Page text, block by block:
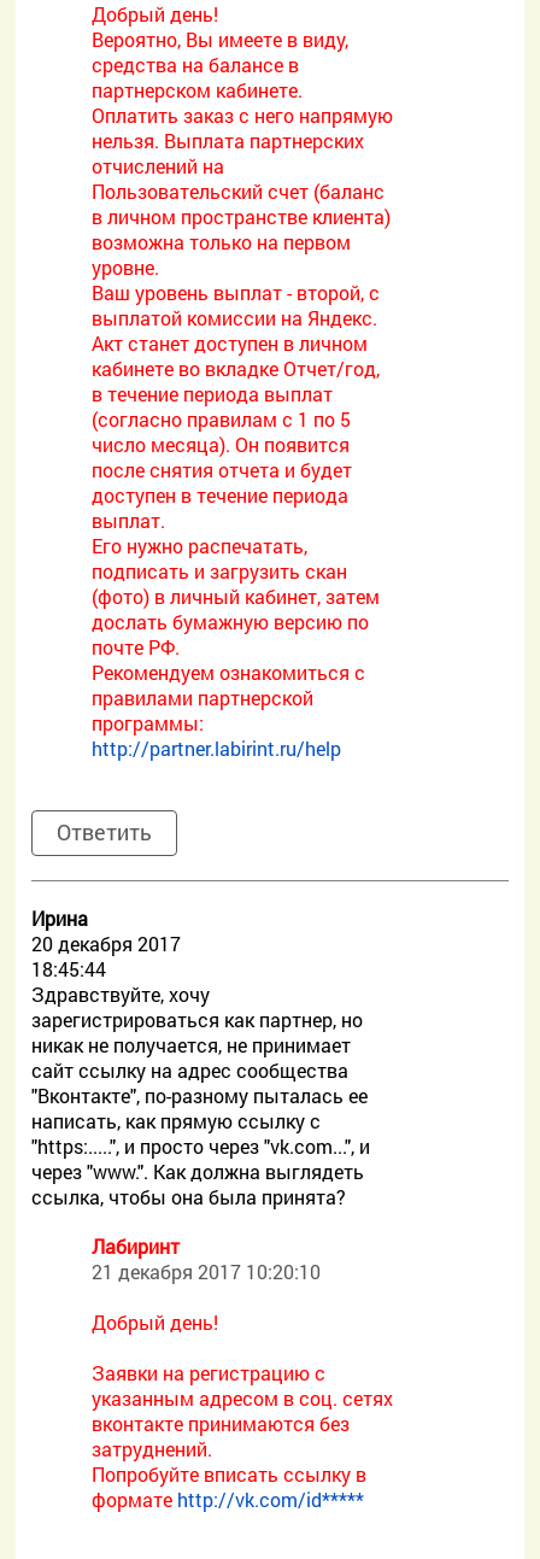
Добрый день!
Вероятно, Вы имеете в виду,
средства на балансе в
партнерском кабинете.
Оплатить заказ с него напрямую
нельзя. Выплата партнерских
отчислений на
Пользовательский счет (баланс
в личном пространстве клиента)
возможна только на первом
уровне.
Ваш уровень выплат - второй, с
выплатой комиссии на Яндекс.
Акт станет доступен в личном
кабинете во вкладке Отчет/год,
в течение периода выплат
(согласно правилам с 1 по 5
число месяца). Он появится
после снятия отчета и будет
доступен в течение периода
выплат.
Его нужно распечатать,
подписать и загрузить скан
(фото) в личный кабинет, затем
дослать бумажную версию по
почте РФ.
Рекомендуем ознакомиться с
правилами партнерской
программы:
http://partner.labirint.ru/help
Ответить
Ирина
20 декабря 2017
18:45:44
Здравствуйте, хочу
зарегистрироваться как партнер, но
никак не получается, не принимает
сайт ссылку на адрес сообщества
"Вконтакте", по-разному пыталась ее
написать, как прямую ссылку с
"https:.....", и просто через "vk.com...", и
через "www.". Как должна выглядеть
ссылка, чтобы она была принята?
Лабиринт
21 декабря 2017 10:20:10
Добрый день!
Заявки на регистрацию с
указанным адресом в соц. сетях
вконтакте принимаются без
затруднений.
Попробуйте вписать ссылку в
формате http://vk.com/id*****